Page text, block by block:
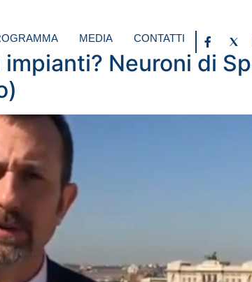
MEDIA CONTATTI
Neuroni di